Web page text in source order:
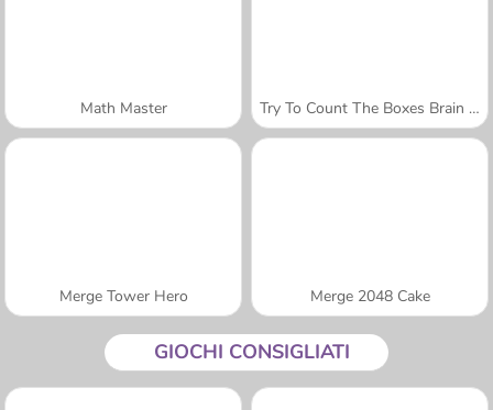
Math Master Try To Count The Boxes Brain Training
Merge Tower Hero Merge 2048 Cake
GIOCHI CONSIGLIATI